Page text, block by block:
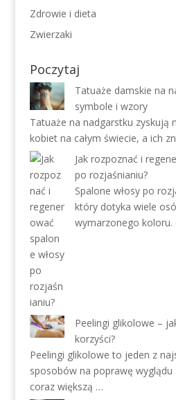
Zdrowie i dieta
Zwierzaki
Poczytaj
Tatuaże damskie na
symbole i wzory
Tatuaże na nadgarstku zyskują
kobiet na całym świecie, a ich
Jak rozpoznać i
po rozjaśnianiu?
Spalone włosy po
który dotyka wiele
wymarzonego koloru.
Peelingi glikolowe –
korzyści?
Peelingi glikolowe to jeden z
sposobów na poprawę
coraz większą …